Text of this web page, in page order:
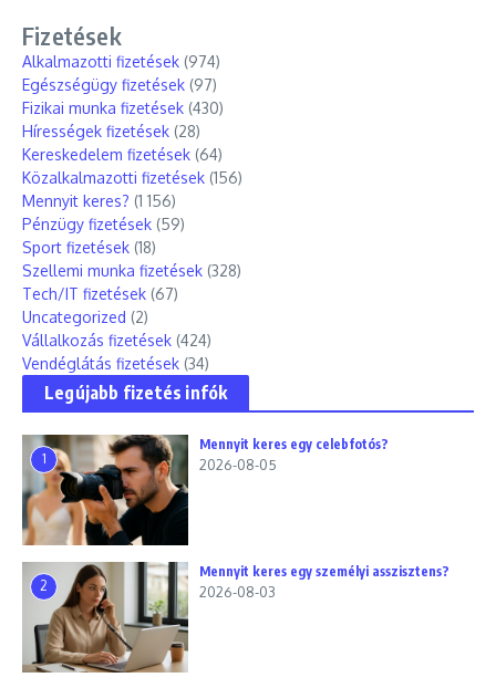
Fizetések
Alkalmazotti fizetések (974)
Egészségügy fizetések (97)
Fizikai munka fizetések (430)
Hírességek fizetések (28)
Kereskedelem fizetések (64)
Közalkalmazotti fizetések (156)
Mennyit keres? (1 156)
Pénzügy fizetések (59)
Sport fizetések (18)
Szellemi munka fizetések (328)
Tech/IT fizetések (67)
Uncategorized (2)
Vállalkozás fizetések (424)
Vendéglátás fizetések (34)
Legújabb fizetés infók
1
Mennyit keres egy celebfotós?
2026-08-05
2
Mennyit keres egy személyi asszisztens?
2026-08-03